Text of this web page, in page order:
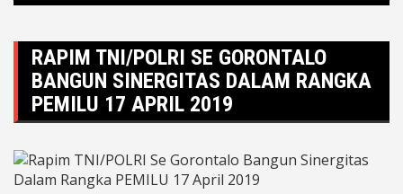
RAPIM TNI/POLRI SE GORONTALO
BANGUN SINERGITAS DALAM RANGKA
PEMILU 17 APRIL 2019